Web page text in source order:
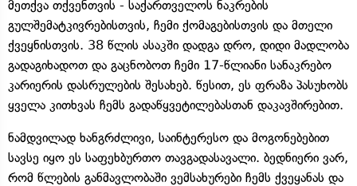
მეთქვა თქვენთვის - საქართველოს ნაკრების
გულშემატკივრებისთვის, ჩემი ქომაგებისთვის და მთელი
ქვეყნისთვის. 38 წლის ასაკში დადგა დრო, დიდი მადლობა
გადაგიხადოთ და გაცნობოთ ჩემი 17-წლიანი სანაკრებო
კარიერის დასრულების შესახებ. წესით, ეს ფრაზა პასუხობს
ყველა კითხვას ჩემს გადაწყვეტილებასთან დაკავშირებით.
ნამდვილად ხანგრძლივი, საინტერესო და მოგონებებით
სავსე იყო ეს საფეხბურთო თავგადასავალი. ბედნიერი ვარ,
რომ წლების განმავლობაში ვემსახურები ჩემს ქვეყანას და